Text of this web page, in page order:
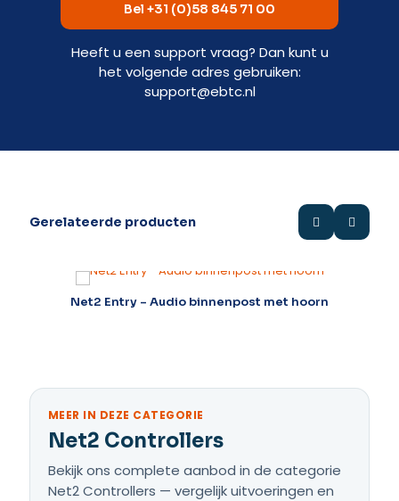
Bel +31 (0)58 845 71 00
Heeft u een support vraag? Dan kunt u
het volgende adres gebruiken:
support@ebtc.nl
Gerelateerde producten
Net2 Entry – Audio binnenpost met hoorn
MEER IN DEZE CATEGORIE
Net2 Controllers
Bekijk ons complete aanbod in de categorie
Net2 Controllers — vergelijk uitvoeringen en